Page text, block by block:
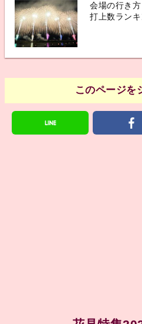
会場の行き
打上数ランキ
このページを